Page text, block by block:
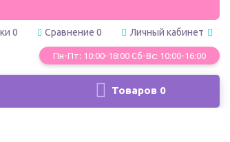
0 Сравнение 0 Личный кабинет
Пн-Пт: 10:00-18:00 Сб-Вс: 10:00-16:00
Товаров 0